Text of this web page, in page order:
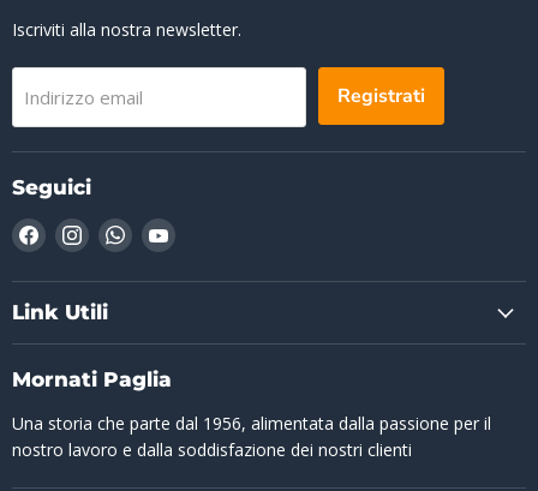
Iscriviti alla nostra newsletter.
Indirizzo email Registrati
Seguici
Trovaci
Facebook
Trovaci
Instagram
Trovaci
WhatsApp
Trovaci
YouTube
Link Utili
Mornati Paglia
Una storia che parte dal 1956, alimentata dalla passione per il
nostro lavoro e dalla soddisfazione dei nostri clienti